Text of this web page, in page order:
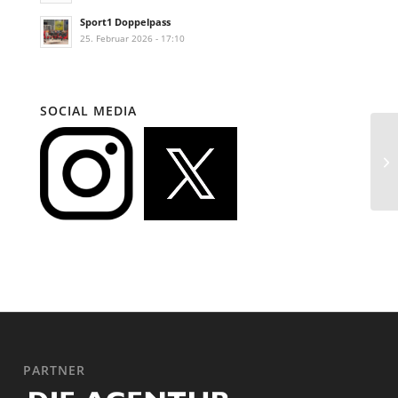
Sport1 Doppelpass
25. Februar 2026 - 17:10
SOCIAL MEDIA
PARTNER